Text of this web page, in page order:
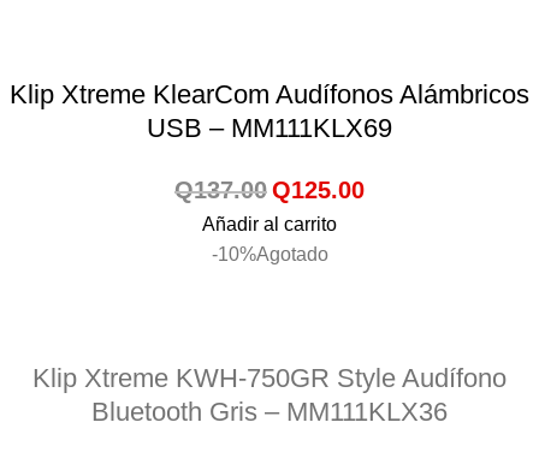
Klip Xtreme KlearCom Audífonos Alámbricos
USB – MM111KLX69
Q137.00Q125.00
Añadir al carrito
-10%Agotado
Klip Xtreme KWH-750GR Style Audífono
Bluetooth Gris – MM111KLX36